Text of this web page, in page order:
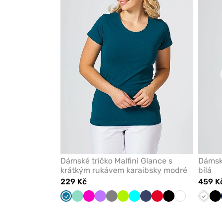
Dámské tričko Malfini Glance s
krátkým rukávem karaibsky modré
229 Kč
Karaibsky
MátováMalinová
FialováŠedáLimetková
Tyrkysová
Námořnická
ČervenáČerná
Bílá
bílá
459
Bílá